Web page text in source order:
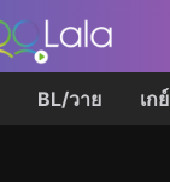
BL/วาย เกย์